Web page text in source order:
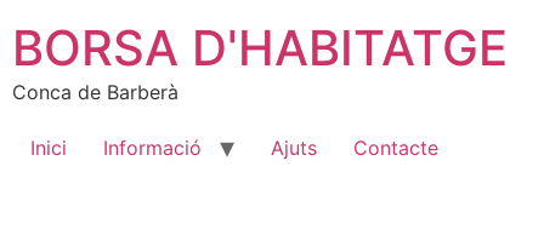
BORSA D'HABITATGE
Conca de Barberà
Inici Informació Ajuts Contacte